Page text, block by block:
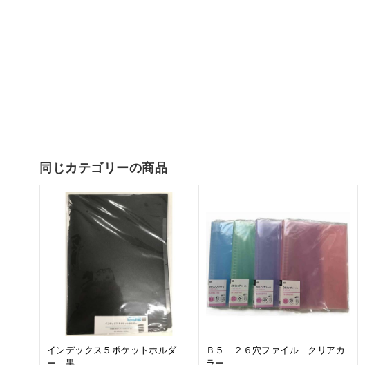
同じカテゴリーの商品
インデックス５ポケットホルダ
ー 黒
Ｂ５ ２６穴ファイル クリアカ
ラー